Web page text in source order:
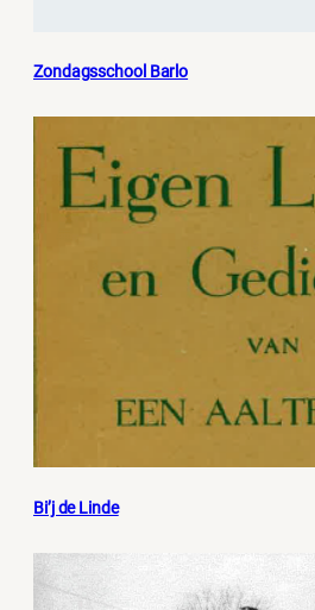
Zondagsschool Barlo
Bi’j de Linde